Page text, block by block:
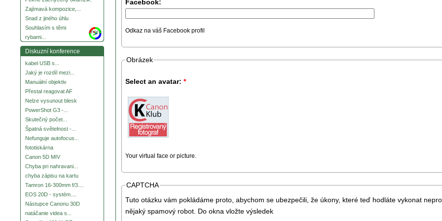
Zajímavá kompozice,...
Snad z jiného úhlu
Souhlasím s těmi
rybami...
more
Diskuzní konference
kabel USB s...
Jaký je rozdíl mezi...
Manuální objektiv
Přestal reagovat AF
Nelze vysunout blesk
PowerShot G3 -...
Skutečný počet...
Špatná světelnost -...
Nefunguje autofocus...
fototiskárna
Canon 5D MIV
Chyba pri nahravani...
chyba zápisu na kartu
Tamron 16-300mm f/3....
EOS 20D - systém....
Nástupce Canonu 30D
natáčanie videa s...
Facebook:
Odkaz na váš Facebook profil
Obrázek
Select an avatar: *
Your virtual face or picture.
CAPTCHA
Tuto otázku vám pokládáme proto, abychom se ubezpečili, že úkony, které teď hodláte vykonat
nějaký spamový robot. Do okna vložte výsledek